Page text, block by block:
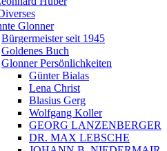
Glonner
Bürgermeister seit 1945
Goldenes Buch
Glonner Persönlichkeiten
Günter Bialas
Lena Christ
Blasius Gerg
Wolfgang Koller
GEORG LANZENBERGER
DR. MAX LEBSCHE